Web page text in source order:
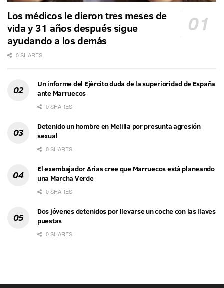
Los médicos le dieron tres meses de
vida y 31 años después sigue
ayudando a los demás
0 SHARES
Un informe del Ejército duda de la superioridad de España
ante Marruecos
0 SHARES
Detenido un hombre en Melilla por presunta agresión
sexual
0 SHARES
El exembajador Arias cree que Marruecos está planeando
una Marcha Verde
0 SHARES
Dos jóvenes detenidos por llevarse un coche con las llaves
puestas
0 SHARES